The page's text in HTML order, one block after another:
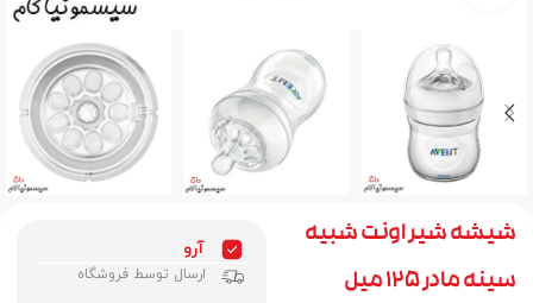
شیشه شیر اونت شبیه
سینه مادر 125 میل
آرو
ارسال توسط فروشگاه